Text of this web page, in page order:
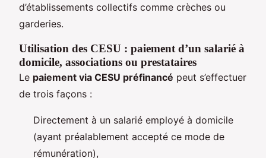
d’établissements collectifs comme crèches ou
garderies.
Utilisation des CESU : paiement d’un salarié à
domicile, associations ou prestataires
Le paiement via CESU préfinancé peut s’effectuer
de trois façons :
Directement à un salarié employé à domicile
(ayant préalablement accepté ce mode de
rémunération),